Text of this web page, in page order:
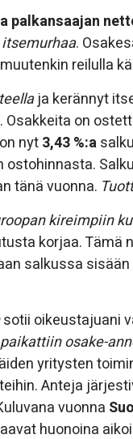
.
reilulla
ja kerännyt
on
nyt3,43 %:a
ostohinnasta.
tänä vuonna.
kireimpiin
korjaa.
salkussa
sotii oikeustajuani
osake-
yritysten
Anteja
vuonna
huonoina